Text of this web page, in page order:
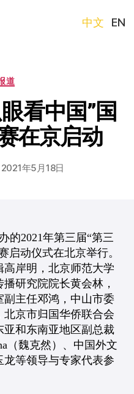
”
短
中文 EN
道
看中国”国
在京启动
2021年5月18日
的2021年第三届“第三
启动仪式在北京举行。
岸明，北京师范大学
研究院院长黄会林，
主任邓鸿，中山市委
京市归国华侨联合会
和东南亚地区副总裁
（魏克然）、中国外文
等领导与专家代表参